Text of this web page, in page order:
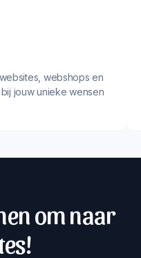
webshops en
jouw unieke wensen
om naar